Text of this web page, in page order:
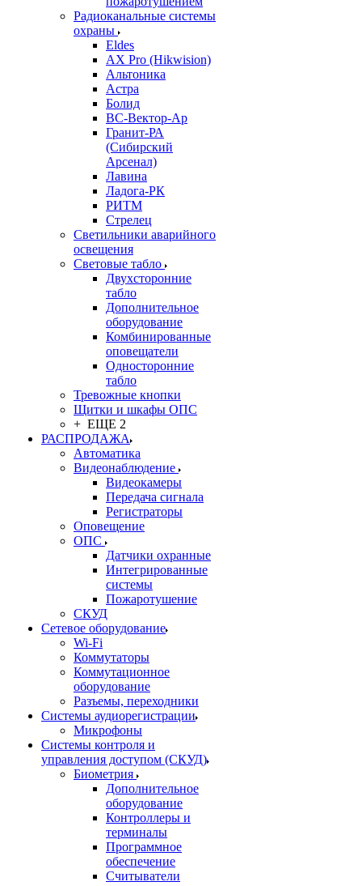
Радиоканальные системы
охраны
Eldes
AX Pro (Hikwision)
Альтоника
Астра
Болид
ВС-Вектор-Ар
Гранит-РА
(Сибирский
Арсенал)
Лавина
Ладога-РК
РИТМ
Стрелец
Светильники аварийного
освещения
Световые табло
Двухсторонние
табло
Дополнительное
оборудование
Комбинированные
оповещатели
Односторонние
табло
Тревожные кнопки
Щитки и шкафы ОПС
+ ЕЩЕ 2
РАСПРОДАЖА
Автоматика
Видеонаблюдение
Видеокамеры
Передача сигнала
Регистраторы
Оповещение
ОПС
Датчики охранные
Интегрированные
системы
Пожаротушение
СКУД
Сетевое оборудование
Wi-Fi
Коммутаторы
Коммутационное
оборудование
Разъемы, переходники
Системы аудиорегистрации
Микрофоны
Системы контроля и
управления доступом (СКУД)
Биометрия
Дополнительное
оборудование
Контроллеры и
терминалы
Программное
обеспечение
Считыватели